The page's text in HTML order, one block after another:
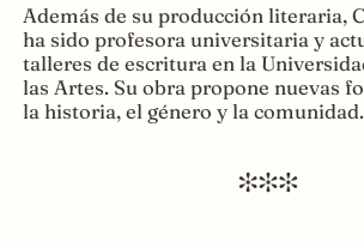
Además de su producción literaria,
ha sido profesora universitaria y
talleres de escritura en la
las Artes. Su obra propone nuevas
la historia, el género y la comunidad.